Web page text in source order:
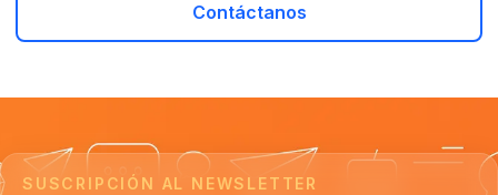
Contáctanos
SUSCRIPCIÓN AL NEWSLETTER